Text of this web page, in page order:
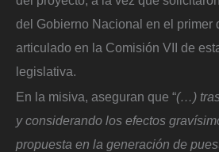
del Gobierno Nacional en el primer
articulado en la Comisión VII de
legislativa.
En la misiva, aseguran que “(…)
y considerando los efectos
propuesta en la generación de